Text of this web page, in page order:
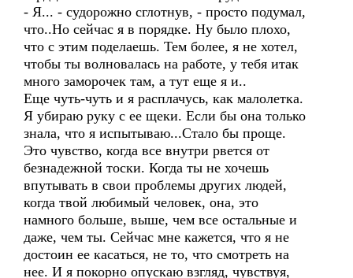
- Я... - судорожно сглотнув, - просто подумал,
что..Но сейчас я в порядке. Ну было плохо,
что с этим поделаешь. Тем более, я не хотел,
чтобы ты волновалась на работе, у тебя итак
много заморочек там, а тут еще я и..
Еще чуть-чуть и я расплачусь, как малолетка.
Я убираю руку с ее щеки. Если бы она только
знала, что я испытываю...Стало бы проще.
Это чувство, когда все внутри рвется от
безнадежной тоски. Когда ты не хочешь
впутывать в свои проблемы других людей,
когда твой любимый человек, она, это
намного больше, выше, чем все остальные и
даже, чем ты. Сейчас мне кажется, что я не
достоин ее касаться, не то, что смотреть на
нее. И я покорно опускаю взгляд, чувствуя,